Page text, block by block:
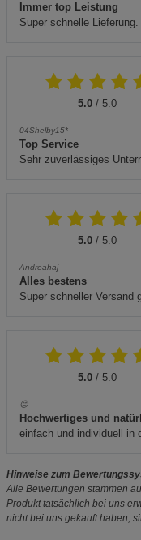
Immer top Leistung
Super schnelle
5.0 / 5.0
04Shelby15*
Top Service
Sehr zuverlässiges
5.0 / 5.0
Andreahaj
Alles bestens
Super schneller Versand
5.0 / 5.0
😊
Hochwertiges und
einfach und individuell in
Hinweise zum
Alle Bewertungen stammen
Produkt tatsächlich bei uns
nicht bei uns gekauft haben,